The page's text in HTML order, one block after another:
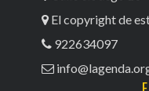
El copyright de
922634097